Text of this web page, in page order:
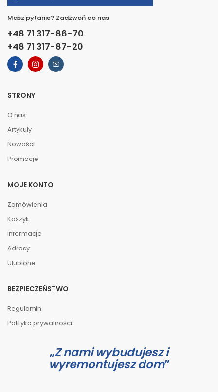
Masz pytanie? Zadzwoń do nas
+48 71 317-86-70
+48 71 317-87-20
STRONY
O nas
Artykuły
Nowości
Promocje
MOJE KONTO
Zamówienia
Koszyk
Informacje
Adresy
Ulubione
BEZPIECZEŃSTWO
Regulamin
Polityka prywatności
Z nami wybudujesz i
wyremontujesz dom